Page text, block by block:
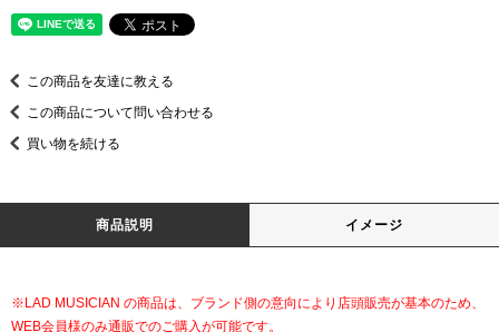
この商品を友達に教える
この商品について問い合わせる
買い物を続ける
商品説明 イメージ
※LAD MUSICIAN の商品は、ブランド側の意向により店頭販売が基本のため、
WEB会員様のみ通販でのご購入が可能です。